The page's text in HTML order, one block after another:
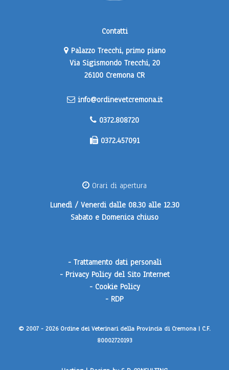
Contatti
Palazzo Trecchi, primo piano
Via Sigismondo Trecchi, 20
26100 Cremona CR
info@ordinevetcremona.it
0372.808720
0372.457091
Orari di apertura
Lunedì / Venerdidalle 08.30 alle 12.30
Sabato e Domenica chiuso
- Trattamento dati personali
- Privacy Policy del Sito Internet
- Cookie Policy
- RDP
© 2007 - 2026 Ordine dei Veterinari della Provincia di Cremona | C.F.
80002720193